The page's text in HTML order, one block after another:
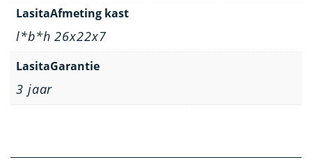
LasitaAfmeting kast
l*b*h 26x22x7
LasitaGarantie
3 jaar